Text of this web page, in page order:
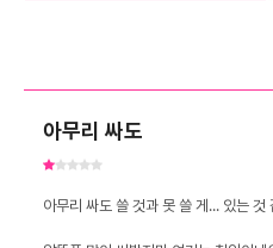
아무리 싸도